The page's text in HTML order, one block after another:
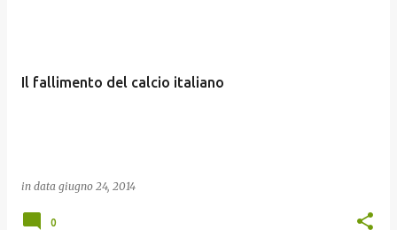
Il fallimento del calcio italiano
in data giugno 24, 2014
0